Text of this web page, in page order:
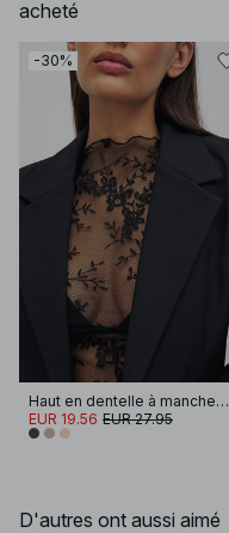
acheté
-30%
Haut en dentelle à manches longues
EUR 19.56 EUR 27.95
D'autres ont aussi aimé